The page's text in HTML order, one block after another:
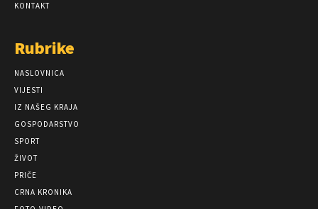
KONTAKT
Rubrike
NASLOVNICA
VIJESTI
IZ NAŠEG KRAJA
GOSPODARSTVO
SPORT
ŽIVOT
PRIČE
CRNA KRONIKA